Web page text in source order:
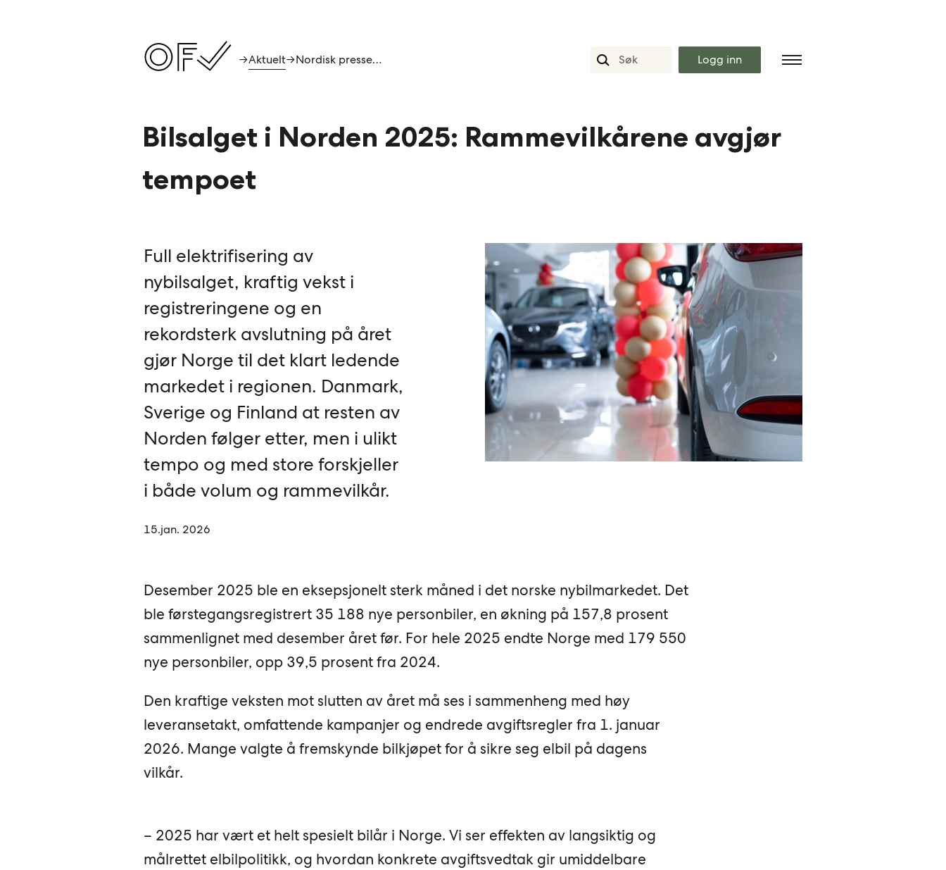
→Aktuelt→ Nordisk pressemelding januar Logg inn
Bilsalget i Norden 2025: Rammevilkårene avgjør
tempoet
Full elektrifisering av
nybilsalget, kraftig vekst i
registreringene og en
rekordsterk avslutning på året
gjør Norge til det klart ledende
markedet i regionen. Danmark,
Sverige og Finland at resten av
Norden følger etter, men i ulikt
tempo og med store forskjeller
i både volum og rammevilkår.
15.jan. 2026
Desember 2025 ble en eksepsjonelt sterk måned i det norske nybilmarkedet. Det
ble førstegangsregistrert 35 188 nye personbiler, en økning på 157,8 prosent
sammenlignet med desember året før. For hele 2025 endte Norge med 179 550
nye personbiler, opp 39,5 prosent fra 2024.
Den kraftige veksten mot slutten av året må ses i sammenheng med høy
leveransetakt, omfattende kampanjer og endrede avgiftsregler fra 1. januar
2026. Mange valgte å fremskynde bilkjøpet for å sikre seg elbil på dagens
vilkår.
– 2025 har vært et helt spesielt bilår i Norge. Vi ser effekten av langsiktig og
målrettet elbilpolitikk, og hvordan konkrete avgiftsvedtak gir umiddelbare